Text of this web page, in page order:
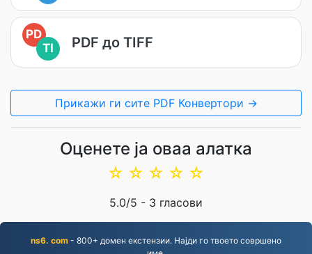
PD
TI
PDF до TIFF
Прикажи ги сите PDF Конвертори →
Оценете ја оваа алатка
☆
☆
☆
☆
☆
5.0/5 - 3 гласови
ns6. com - 800+ домен екстензии. Најди го твоето совршено